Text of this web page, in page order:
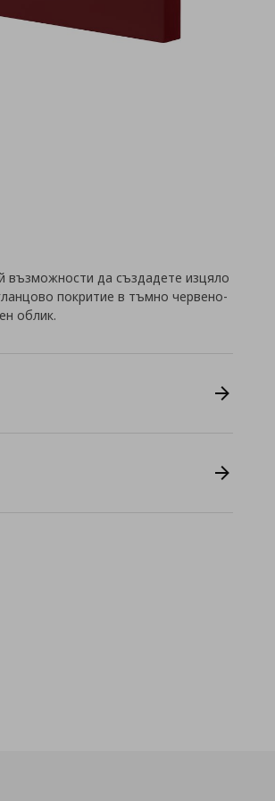
възможности да създадете изцяло
покритие в тъмно червено-
облик.